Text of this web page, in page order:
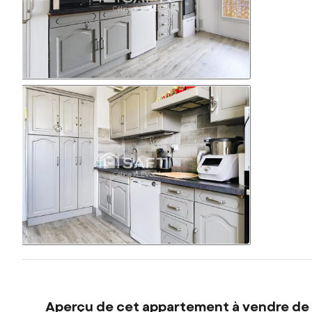
Aperçu de cet appartement à vendre de